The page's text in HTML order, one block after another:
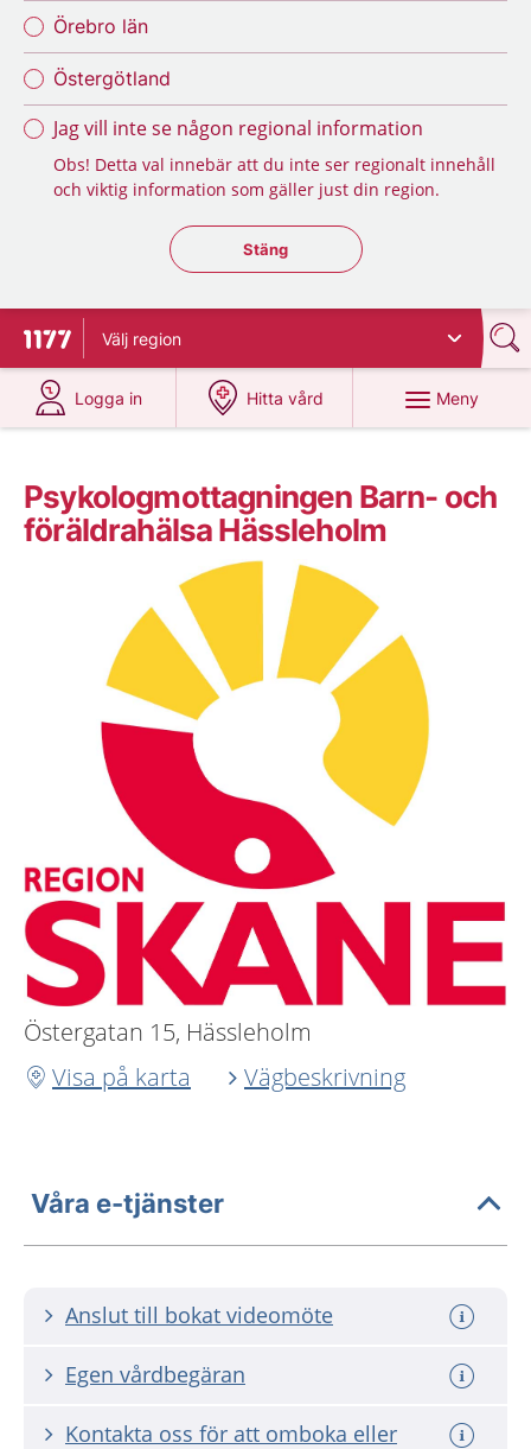
Örebro län
Östergötland
Jag vill inte se någon regional information
Obs! Detta val innebär att du inte ser regionalt innehåll
och viktig information som gäller just din region.
Stäng regionsväljaren
Stäng
Till startsidan för 1177
Välj region
Logga in
på 1177.se
Hitta vård
på 1177.se
Meny
Psykologmottagningen Barn- och
föräldrahälsa Hässleholm
Östergatan 15, Hässleholm
Visa på karta
Vägbeskrivning
Våra e-tjänster
Anslut till bokat videomöte
Egen vårdbegäran
Kontakta oss för att omboka eller